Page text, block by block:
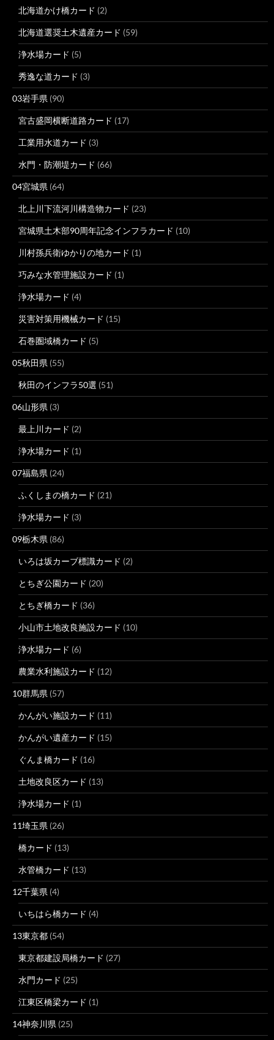
北海道かけ橋カード (2)
北海道選奨土木遺産カード (59)
浄水場カード (5)
秀逸な道カード (3)
03岩手県 (90)
宮古盛岡横断道路カード (17)
工業用水道カード (3)
水門・防潮堤カード (66)
04宮城県 (64)
北上川下流河川構造物カード (23)
宮城県土木部90周年記念インフラカード (10)
川村孫兵衛ゆかりの地カード (1)
巧みな水管理施設カード (1)
浄水場カード (4)
災害対策用機械カード (15)
石巻圏域橋カード (5)
05秋田県 (55)
秋田のインフラ50選 (51)
06山形県 (3)
最上川カード (2)
浄水場カード (1)
07福島県 (24)
ふくしまの橋カード (21)
浄水場カード (3)
09栃木県 (86)
いろは坂カーブ標識カード (2)
とちぎ公園カード (20)
とちぎ橋カード (36)
小山市土地改良施設カード (10)
浄水場カード (6)
農業水利施設カード (12)
10群馬県 (57)
かんがい施設カード (11)
かんがい遺産カード (15)
ぐんま橋カード (16)
土地改良区カード (13)
浄水場カード (1)
11埼玉県 (26)
橋カード (13)
水管橋カード (13)
12千葉県 (4)
いちはら橋カード (4)
13東京都 (54)
東京都建設局橋カード (27)
水門カード (25)
江東区橋梁カード (1)
14神奈川県 (25)